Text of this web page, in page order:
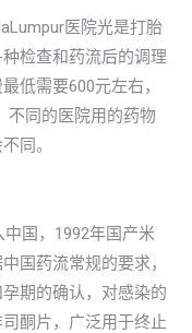
医院光是打胎
检查和药流后的调理
低需要600元左右，
不同的医院用的药物
同。
国，1992年国产米
国药流常规的要求，
期的确认，对感染的
酮片，广泛用于终止